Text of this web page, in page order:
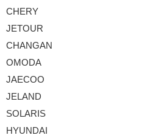
CHERY
JETOUR
CHANGAN
OMODA
JAECOO
JELAND
SOLARIS
HYUNDAI